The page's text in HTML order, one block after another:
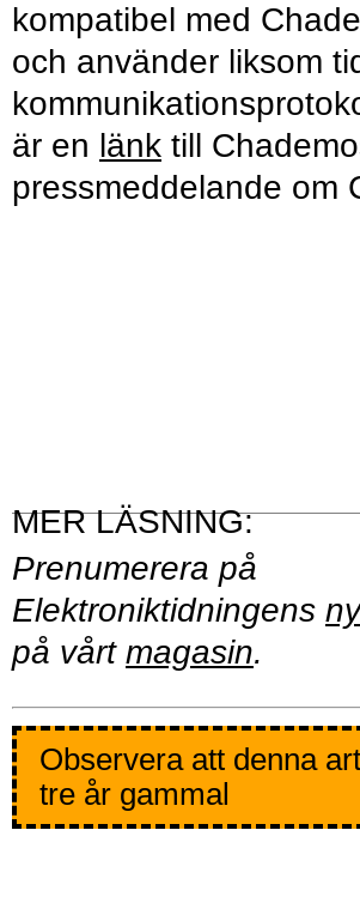
kompatibel med
och använder liksom
är en länk till
pressmeddelande om
Prenumerera på
Elektroniktidningens
på vårt magasin.
Observera att denna
tre år gammal